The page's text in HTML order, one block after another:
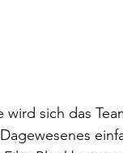
sich das